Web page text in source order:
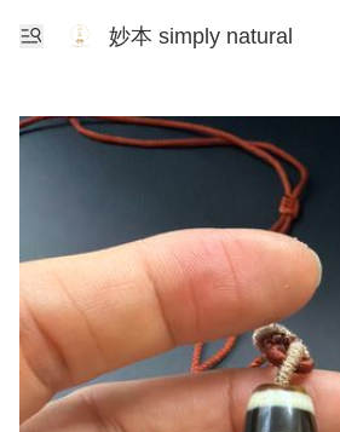
妙本 simply natural